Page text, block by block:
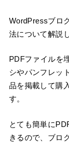
WordPressブロ
法について解説
PDFファイルを
シやパンフレッ
品を掲載して購
す。
とても簡単に
きるので、ブロ